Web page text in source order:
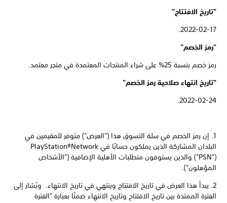
"تاريخ الافتتاح"
2022-02-17.
"رمز الخصم"
رمز خصم بنسبة 25% على شراء المنتجات المعتمدة في متجر معتمد.
"تاريخ انتهاء صلاحية رمز الخصم"
2022-02-24.
1. إن رمز الخصم في سلة التسوق هذا ("العرض") متوفر للمقيمين في
("PSN") والذين يستوفون متطلبات الأهلية الإضافية ("الأشخاص
المؤهلون").
2. يبدأ هذا العرض في تاريخ الافتتاح وينتهي في تاريخ الانتهاء. ويُشار إلى
الفترة الممتدة بين تاريخ الافتتاح وتاريخ الانتهاء ضمنًا بعبارة "الفترة